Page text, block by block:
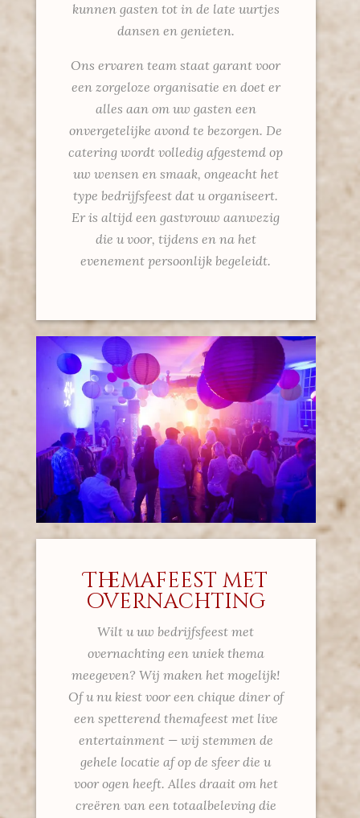
kunnen gasten tot in de late uurtjes
dansen en genieten.
Ons ervaren team staat garant voor
een zorgeloze organisatie en doet er
alles aan om uw gasten een
onvergetelijke avond te bezorgen. De
catering wordt volledig afgestemd op
uw wensen en smaak, ongeacht het
type bedrijfsfeest dat u organiseert.
Er is altijd een gastvrouw aanwezig
die u voor, tijdens en na het
evenement persoonlijk begeleidt.
Themafeest met
overnachting
Wilt u uw bedrijfsfeest met
overnachting een uniek thema
meegeven? Wij maken het mogelijk!
Of u nu kiest voor een chique diner of
een spetterend themafeest met live
entertainment — wij stemmen de
gehele locatie af op de sfeer die u
voor ogen heeft. Alles draait om het
creëren van een totaalbeleving die